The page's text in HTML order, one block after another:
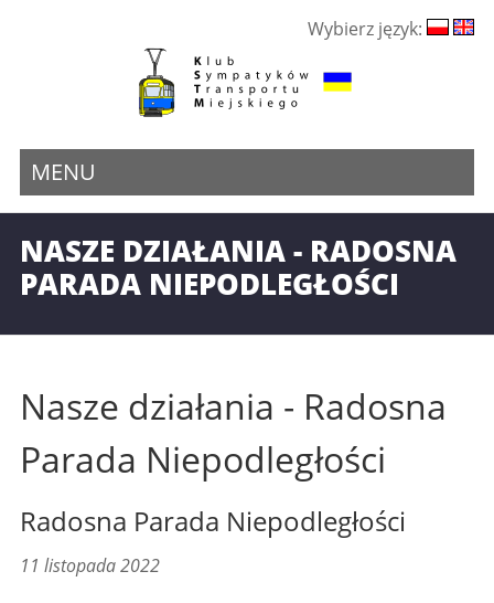
Wybierz język:
MENU
NASZE DZIAŁANIA - RADOSNA
PARADA NIEPODLEGŁOŚCI
Nasze działania - Radosna
Parada Niepodległości
Radosna Parada Niepodległości
11 listopada 2022